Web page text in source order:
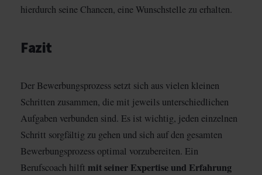
hierdurch seine Chancen, eine Wunschstelle zu erhalten.
Fazit
Der Bewerbungsprozess setzt sich aus vielen kleinen
Schritten zusammen, die mit jeweils unterschiedlichen
Aufgaben verbunden sind. Es ist wichtig, jeden einzelnen
Schritt sorgfältig zu gehen und sich auf den gesamten
Bewerbungsprozess optimal vorzubereiten. Ein
Berufscoach hilft mit seiner Expertise und Erfahrung